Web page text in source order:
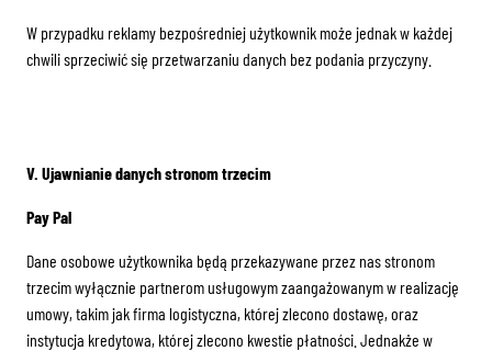
W przypadku reklamy bezpośredniej użytkownik może jednak w każdej
chwili sprzeciwić się przetwarzaniu danych bez podania przyczyny.
V. Ujawnianie danych stronom trzecim
Pay Pal
Dane osobowe użytkownika będą przekazywane przez nas stronom
trzecim wyłącznie partnerom usługowym zaangażowanym w realizację
umowy, takim jak firma logistyczna, której zlecono dostawę, oraz
instytucja kredytowa, której zlecono kwestie płatności. Jednakże w